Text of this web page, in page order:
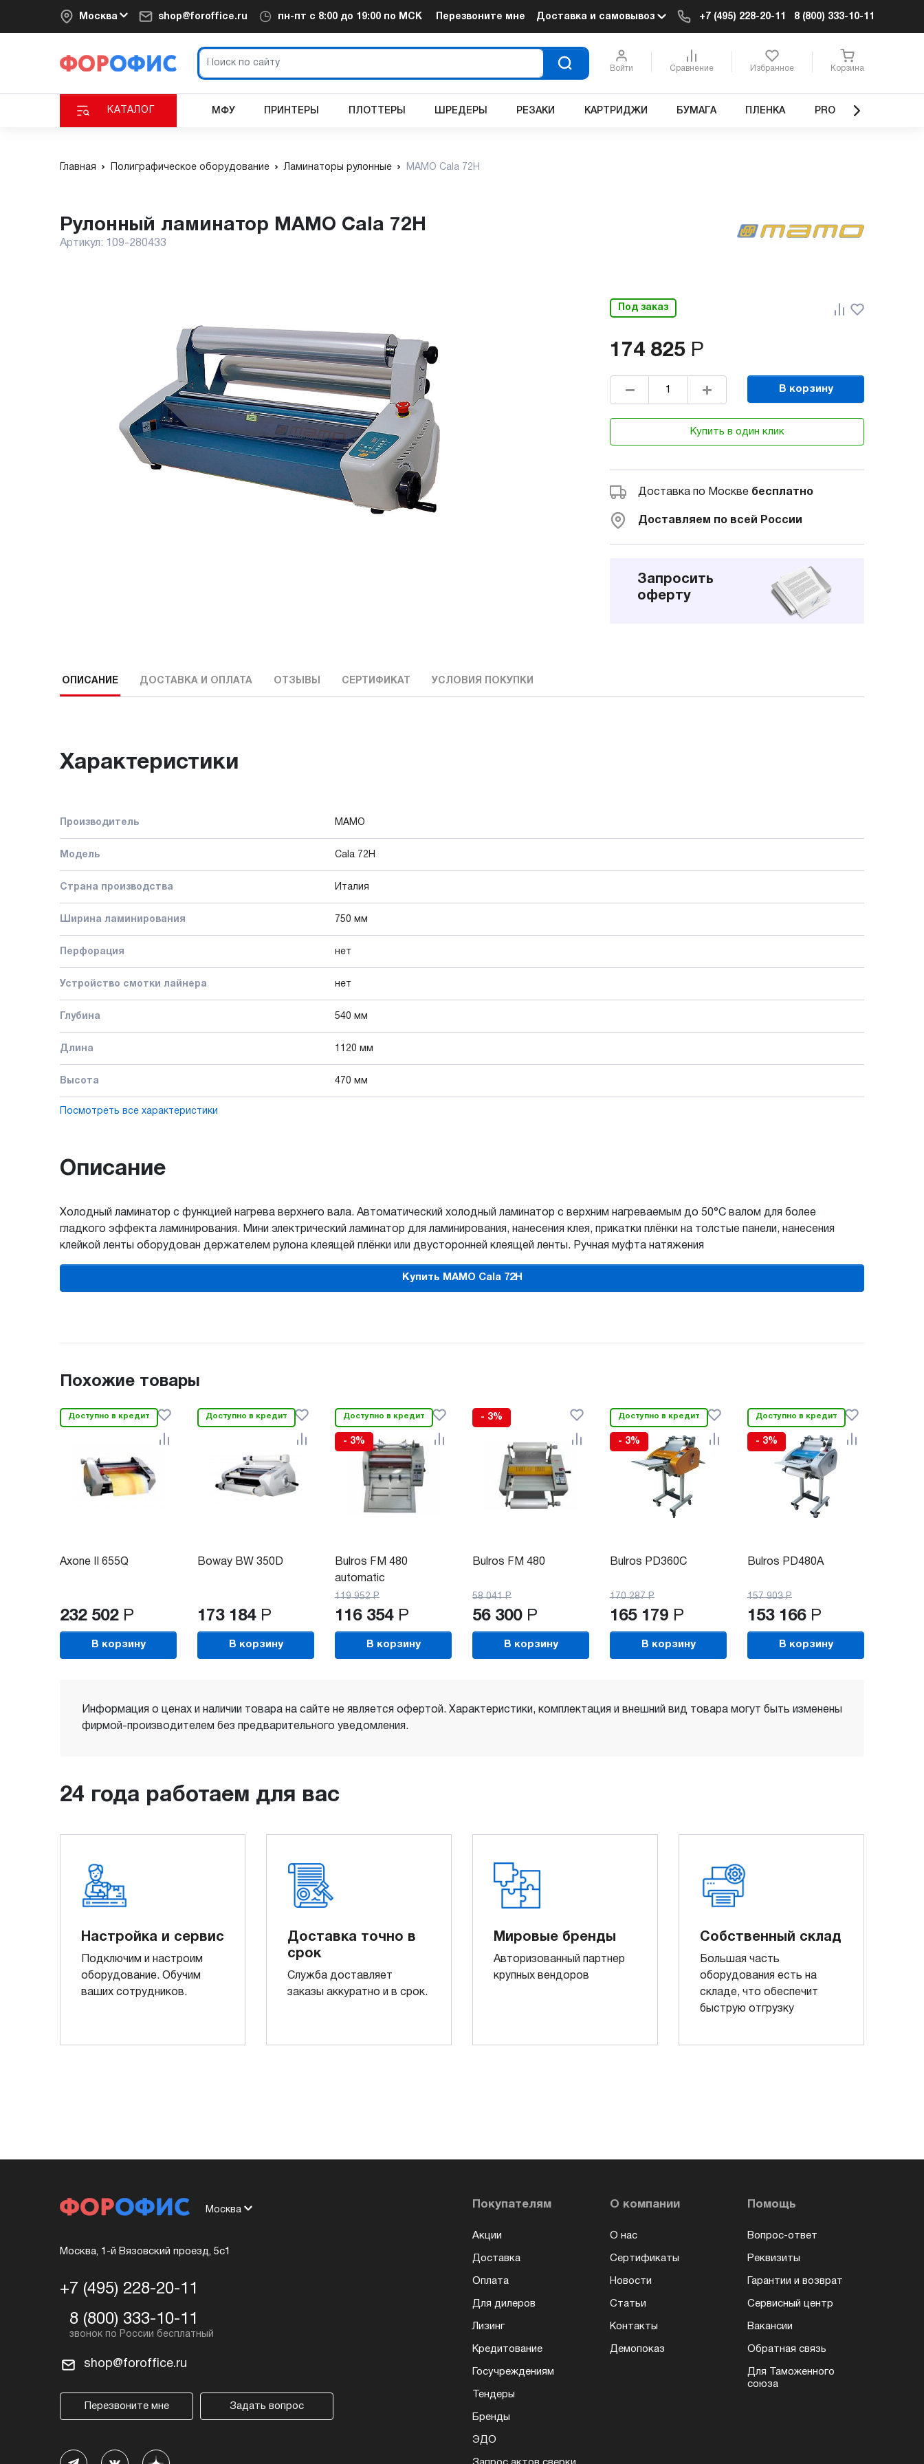
Москва shop@foroffice.ru пн-пт с 8:00 до 19:00 по МСК Перезвоните мне Доставка и самовывоз +7 (495) 228-20-11 8 (800) 333-10-11
Войти Сравнение Избранное Корзина
КАТАЛОГ МФУ ПРИНТЕРЫ ПЛОТТЕРЫ ШРЕДЕРЫ РЕЗАКИ КАРТРИДЖИ БУМАГА ПЛЕНКА PRO
Главная Полиграфическое оборудование Ламинаторы рулонные MAMO Cala 72H
Рулонный ламинатор MAMO Cala 72H
Артикул: 109-280433
Под заказ
174 825 Р
В корзину
Купить в один клик
Доставка по Москве бесплатно
Доставляем по всей России
Запросить
оферту
ОПИСАНИЕ ДОСТАВКА И ОПЛАТА ОТЗЫВЫ СЕРТИФИКАТ УСЛОВИЯ ПОКУПКИ
Характеристики
Производитель MAMO
Модель Cala 72H
Страна производства Италия
Ширина ламинирования 750 мм
Перфорация нет
Устройство смотки лайнера нет
Глубина 540 мм
Длина 1120 мм
Высота 470 мм
Посмотреть все характеристики
Описание
Холодный ламинатор с функцией нагрева верхнего вала. Автоматический холодный ламинатор с верхним нагреваемым до 50°С валом для более
гладкого эффекта ламинирования. Мини электрический ламинатор для ламинирования, нанесения клея, прикатки плёнки на толстые панели, нанесения
клейкой ленты оборудован держателем рулона клеящей плёнки или двусторонней клеящей ленты. Ручная муфта натяжения
Купить MAMO Cala 72H
Похожие товары
Доступно в кредит
Axone II 655Q
232 502 Р
В корзину
Доступно в кредит
Boway BW 350D
173 184 Р
В корзину
Доступно в кредит
- 3%
Bulros FM 480
automatic
119 952 Р
116 354 Р
В корзину
- 3%
Bulros FM 480
58 041 Р
56 300 Р
В корзину
Доступно в кредит
- 3%
Bulros PD360C
170 287 Р
165 179 Р
В корзину
Доступно в кредит
- 3%
Bulros PD480A
157 903 Р
153 166 Р
В корзину
Информация о ценах и наличии товара на сайте не является офертой. Характеристики, комплектация и внешний вид товара могут быть изменены
фирмой-производителем без предварительного уведомления.
24 года работаем для вас
Настройка и сервис
Подключим и настроим
оборудование. Обучим
ваших сотрудников.
Доставка точно в
срок
Служба доставляет
заказы аккуратно и в срок.
Мировые бренды
Авторизованный партнер
крупных вендоров
Собственный склад
Большая часть
оборудования есть на
складе, что обеспечит
быструю отгрузку
Москва
Москва, 1-й Вязовский проезд, 5с1
+7 (495) 228-20-11
8 (800) 333-10-11
shop@foroffice.ru
Перезвоните мне Задать вопрос
Покупателям
Акции
Доставка
Оплата
Для дилеров
Лизинг
Кредитование
Госучреждениям
Тендеры
Бренды
ЭДО
О компании
О нас
Сертификаты
Новости
Статьи
Контакты
Демопоказ
Помощь
Вопрос-ответ
Реквизиты
Гарантии и возврат
Сервисный центр
Вакансии
Обратная связь
Для Таможенного
союза